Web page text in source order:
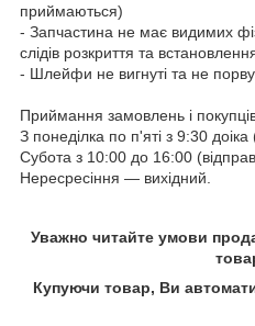
приймаються)
- Запчастина не має видимих
слідів розкриття та
- Шлейфи не вигнуті та не
Приймання замовлень і
З понеділка по п'яті з 9:30
Субота з 10:00 до 16:00
Нересресіння — вихідний.
Уважно читайте умови
Купуючи товар, Ви